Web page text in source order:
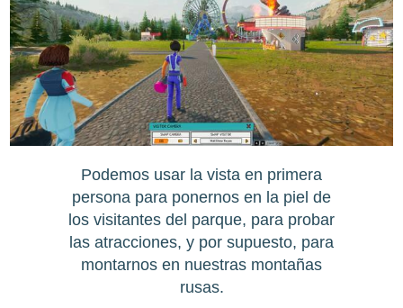
Podemos usar la vista en primera
persona para ponernos en la piel de
los visitantes del parque, para probar
las atracciones, y por supuesto, para
montarnos en nuestras montañas
rusas.